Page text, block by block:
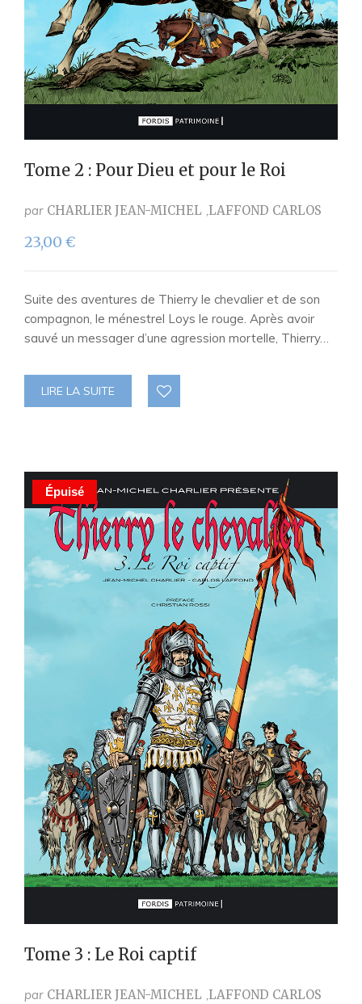
Tome 2 : Pour Dieu et pour le Roi
par CHARLIER JEAN-MICHEL LAFFOND CARLOS
23,00 €
Suite des aventures de Thierry le chevalier et de son
compagnon, le ménestrel Loys le rouge. Après avoir
sauvé un messager d’une agression mortelle, Thierry…
LIRE LA SUITE
Épuisé
Tome 3 : Le Roi captif
par CHARLIER JEAN-MICHEL LAFFOND CARLOS